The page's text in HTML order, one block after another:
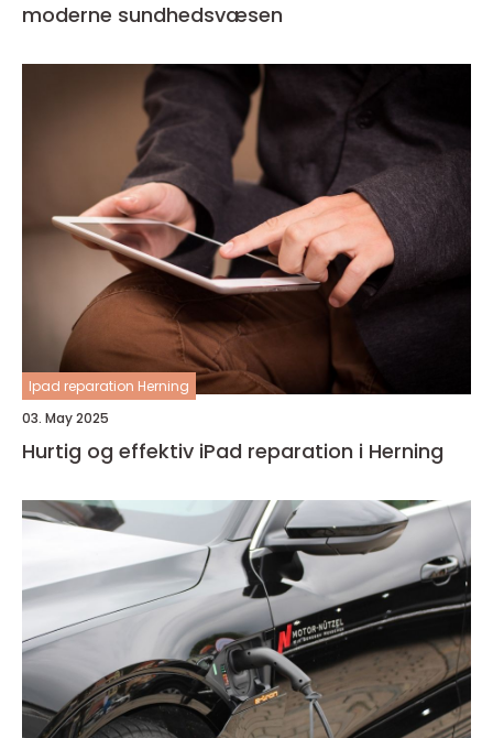
moderne sundhedsvæsen
Ipad reparation Herning
03. May 2025
Hurtig og effektiv iPad reparation i Herning